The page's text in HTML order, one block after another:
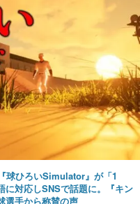
球ひろいSimulator』が「1
に対応しSNSで話題に。『キン
選手から称賛の声